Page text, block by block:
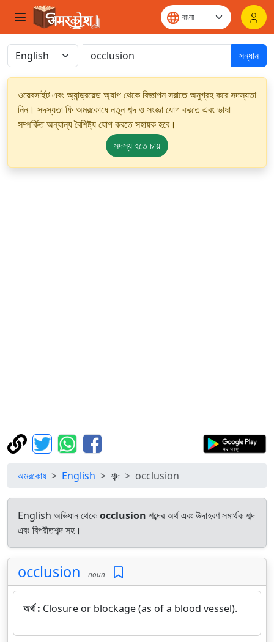
সন্ধান
ওয়েবসাইট এবং অ্যান্ড্রয়েড অ্যাপ থেকে বিজ্ঞাপন সরাতে অনুগ্রহ করে সদস্যতা
নিন। সদস্যতা ফি অমরকোষে নতুন শব্দ ও সংজ্ঞা যোগ করতে এবং ভাষা
সম্পর্কিত অন্যান্য বৈশিষ্ট্য যোগ করতে সহায়ক হবে।
সদস্য হতে চায়
অমরকোষ English শব্দ occlusion
English অভিধান থেকেocclusion শব্দের অর্থ এবং উদাহরণ সমার্থক শব্দ
এবং বিপরীতশব্দ সহ।
occlusion noun
অর্থ : Closure or blockage (as of a blood vessel).